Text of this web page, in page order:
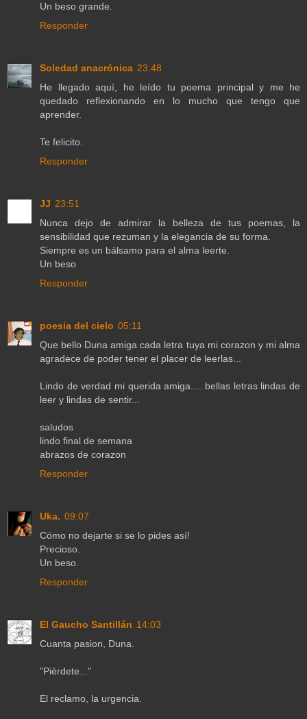
Un beso grande.
Responder
Soledad anacrónica 23:48
He llegado aquí, he leído tu poema principal y me he
quedado reflexionando en lo mucho que tengo que
aprender.
Te felicito.
Responder
JJ 23:51
Nunca dejo de admirar la belleza de tus poemas, la
sensibilidad que rezuman y la elegancia de su forma.
Siempre es un bálsamo para el alma leerte.
Un beso
Responder
poesia del cielo 05:11
Que bello Duna amiga cada letra tuya mi corazon y mi alma
agradece de poder tener el placer de leerlas...
Lindo de verdad mi querida amiga.... bellas letras lindas de
leer y lindas de sentir...
saludos
lindo final de semana
abrazos de corazon
Responder
Uka. 09:07
Cómo no dejarte si se lo pides así!
Precioso.
Un beso.
Responder
El Gaucho Santillán 14:03
Cuanta pasion, Duna.
"Pièrdete..."
El reclamo, la urgencia.